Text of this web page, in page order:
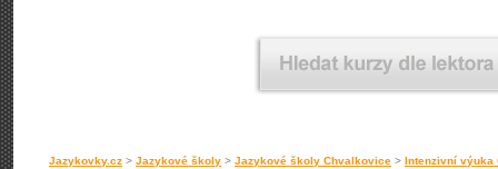
Jazykovky.cz > Jazykové školy > Jazykové školy Chvalkovice > Intenzivní výuka